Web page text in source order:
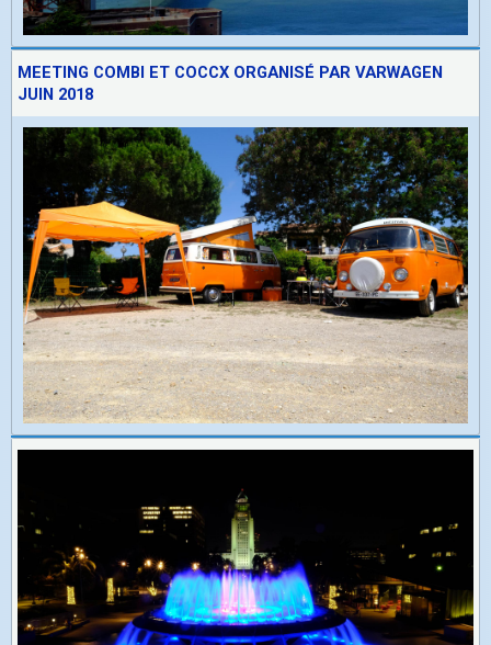
MEETING COMBI ET COCCX ORGANISÉ PAR VARWAGEN
JUIN 2018